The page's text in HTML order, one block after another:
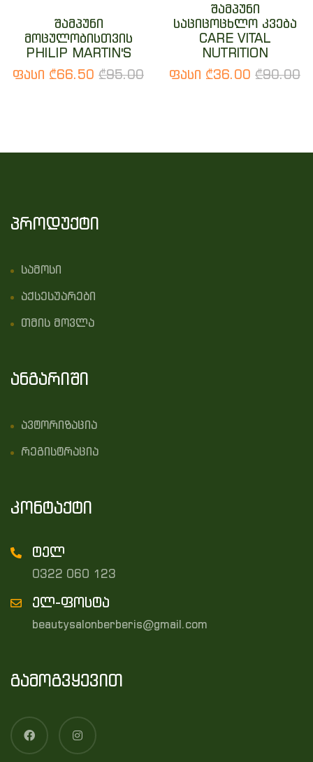
შამპუნი
მოცულობისთვის
PHILIP MARTIN'S
ფასი ₾66.50 ₾95.00
შამპუნი
საციცოცხლო კვება
CARE VITAL
NUTRITION
ფასი ₾36.00 ₾90.00
პროდუქტი
სამოსი
აქსესუარები
თმის მოვლა
ანგარიში
ავტორიზაცია
რეგისტრაცია
კონტაქტი
ტელ
0322 060 123
ელ-ფოსტა
beautysalonberberis@gmail.com
გამოგვყევით